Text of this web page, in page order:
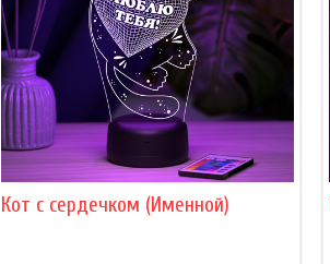
Кот с сердечком (Именной)